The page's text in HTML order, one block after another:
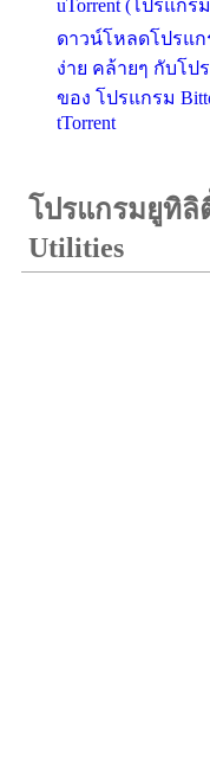
uTorrent (โปรแกร
ดาวน์โหลดโปรแก
ง่าย คล้ายๆ กับโป
ของ โปรแกรม
tTorrent
โปรแกรมยูทิลิ
Utilities